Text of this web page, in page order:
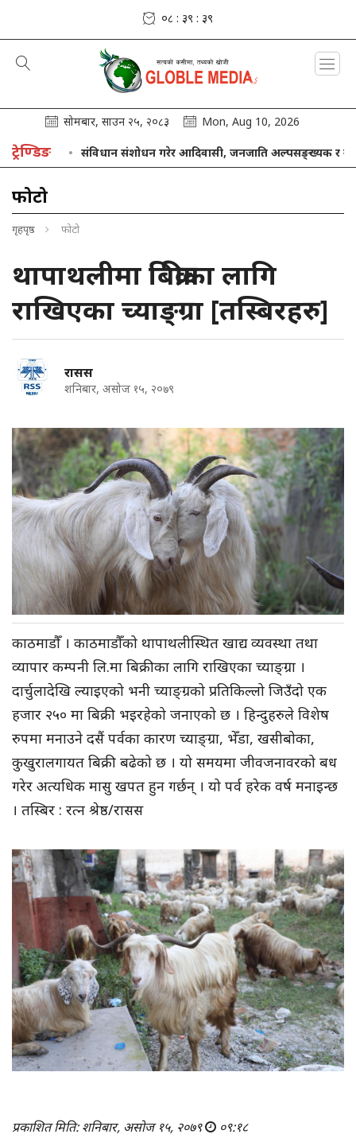
०८ : ३९ : ४०
सोमबार, साउन २५, २०८३ Mon, Aug 10, 2026
ट्रेण्डिङ संविधान संशोधन गरेर आदिवासी, जनजाति अल्पसङ्ख्यक र
फोटो
गृहपृष्ठ फोटो
थापाथलीमा बिक्रीका लागि
राखिएका च्याङ्ग्रा [तस्बिरहरु]
रासस
शनिबार, असोज १५, २०७९
काठमाडौँ । काठमाडौँको थापाथलीस्थित खाद्य व्यवस्था तथा
व्यापार कम्पनी लि.मा बिक्रीका लागि राखिएका च्याङ्ग्रा ।
दार्चुलादेखि ल्याइएको भनी च्याङ्ग्रको प्रतिकिल्लो जिउँदो एक
हजार २५० मा बिक्री भइरहेको जनाएको छ । हिन्दुहरुले विशेष
रुपमा मनाउने दसैं पर्वका कारण च्याङ्ग्रा, भेँडा, खसीबोका,
कुखुरालगायत बिक्री बढेको छ । यो समयमा जीवजनावरको बध
गरेर अत्यधिक मासु खपत हुन गर्छन् । यो पर्व हरेक वर्ष मनाइन्छ
। तस्बिर : रत्न श्रेष्ठ/रासस
प्रकाशित मिति: शनिबार, असोज १५, २०७९ ०९:१८